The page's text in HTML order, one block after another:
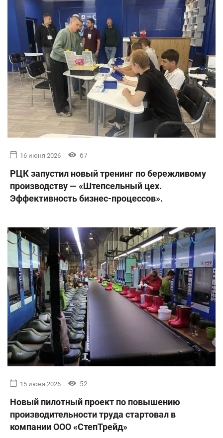
16 июня 2026 67
РЦК запустил новый тренинг по бережливому
производству — «Штепсельный цех.
Эффективность бизнес-процессов».
15 июня 2026 52
Новый пилотный проект по повышению
производительности труда стартовал в
компании ООО «СтепТрейд»